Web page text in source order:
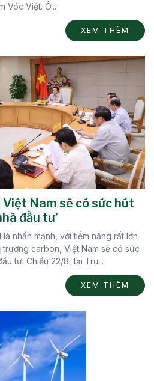
Vóc Việt. Ô...
XEM THÊM
Nam sẽ có sức hút
đầu tư’
nhấn mạnh, với tiềm năng rất lớn
carbon, Việt Nam sẽ có sức
tư. Chiều 22/8, tại Trụ...
XEM THÊM